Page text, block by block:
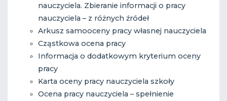
nauczyciela. Zbieranie informacji o pracy
nauczyciela – z różnych źródeł
Arkusz samooceny pracy własnej nauczyciela
Cząstkowa ocena pracy
Informacja o dodatkowym kryterium oceny
pracy
Karta oceny pracy nauczyciela szkoły
Ocena pracy nauczyciela – spełnienie